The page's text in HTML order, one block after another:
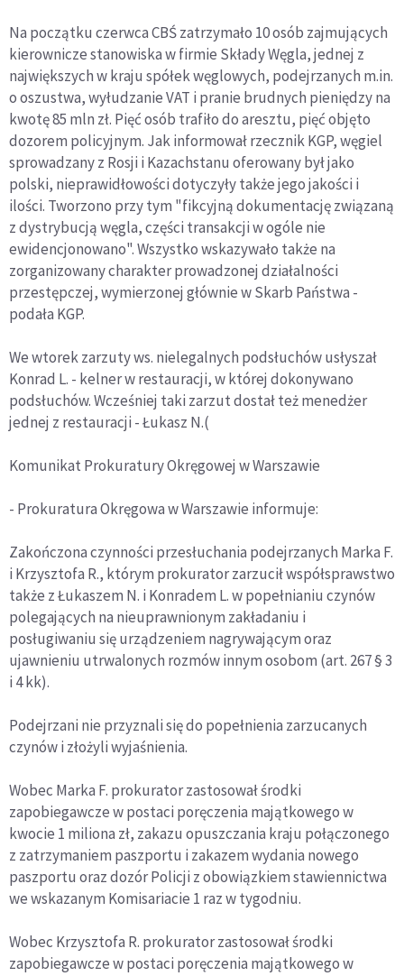
Na początku czerwca CBŚ zatrzymało 10 osób zajmujących
kierownicze stanowiska w firmie Składy Węgla, jednej z
największych w kraju spółek węglowych, podejrzanych m.in.
o oszustwa, wyłudzanie VAT i pranie brudnych pieniędzy na
kwotę 85 mln zł. Pięć osób trafiło do aresztu, pięć objęto
dozorem policyjnym. Jak informował rzecznik KGP, węgiel
sprowadzany z Rosji i Kazachstanu oferowany był jako
polski, nieprawidłowości dotyczyły także jego jakości i
ilości. Tworzono przy tym "fikcyjną dokumentację związaną
z dystrybucją węgla, części transakcji w ogóle nie
ewidencjonowano". Wszystko wskazywało także na
zorganizowany charakter prowadzonej działalności
przestępczej, wymierzonej głównie w Skarb Państwa -
podała KGP.
We wtorek zarzuty ws. nielegalnych podsłuchów usłyszał
Konrad L. - kelner w restauracji, w której dokonywano
podsłuchów. Wcześniej taki zarzut dostał też menedżer
jednej z restauracji - Łukasz N.(
Komunikat Prokuratury Okręgowej w Warszawie
- Prokuratura Okręgowa w Warszawie informuje:
Zakończona czynności przesłuchania podejrzanych Marka F.
i Krzysztofa R., którym prokurator zarzucił współsprawstwo
także z Łukaszem N. i Konradem L. w popełnianiu czynów
polegających na nieuprawnionym zakładaniu i
posługiwaniu się urządzeniem nagrywającym oraz
ujawnieniu utrwalonych rozmów innym osobom (art. 267 § 3
i 4 kk).
Podejrzani nie przyznali się do popełnienia zarzucanych
czynów i złożyli wyjaśnienia.
Wobec Marka F. prokurator zastosował środki
zapobiegawcze w postaci poręczenia majątkowego w
kwocie 1 miliona zł, zakazu opuszczania kraju połączonego
z zatrzymaniem paszportu i zakazem wydania nowego
paszportu oraz dozór Policji z obowiązkiem stawiennictwa
we wskazanym Komisariacie 1 raz w tygodniu.
Wobec Krzysztofa R. prokurator zastosował środki
zapobiegawcze w postaci poręczenia majątkowego w